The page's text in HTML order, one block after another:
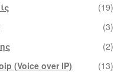
(19)
(3)
(2)
(Voice over IP)
(13)